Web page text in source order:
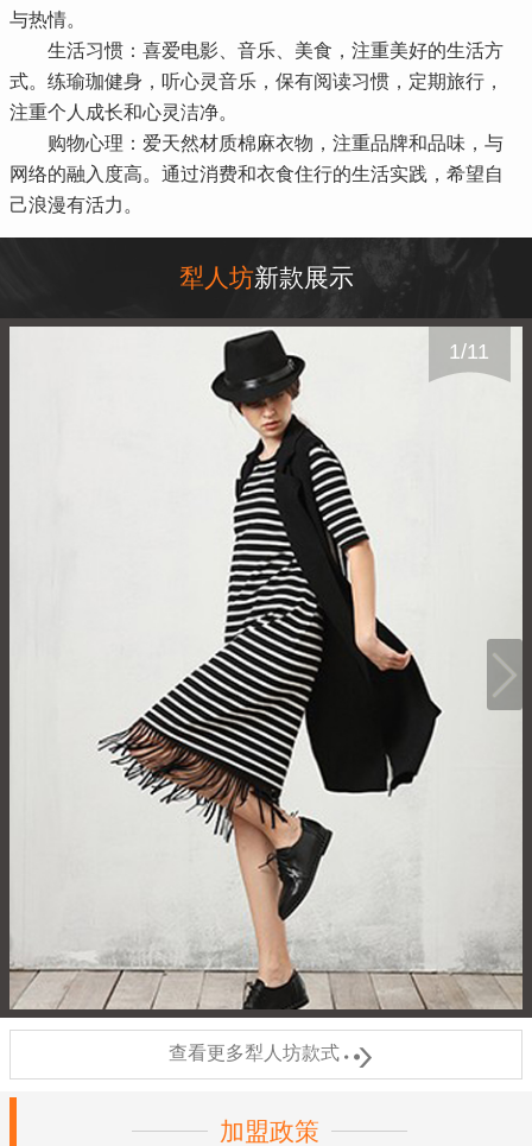
与热情。
生活习惯：喜爱电影、音乐、美食，注重美好的生活方
式。练瑜珈健身，听心灵音乐，保有阅读习惯，定期旅行，
注重个人成长和心灵洁净。
购物心理：爱天然材质棉麻衣物，注重品牌和品味，与
网络的融入度高。通过消费和衣食住行的生活实践，希望自
己浪漫有活力。
犁人坊新款展示
1/11
查看更多犁人坊款式
加盟政策